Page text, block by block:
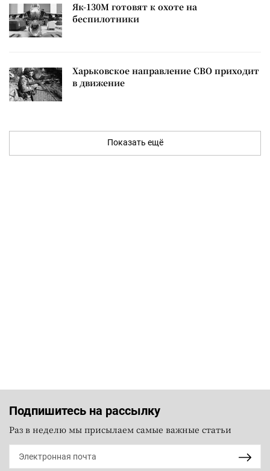
Як-130М готовят к охоте на
беспилотники
Харьковское направление СВО приходит
в движение
Показать ещё
Подпишитесь на рассылку
Раз в неделю мы присылаем самые важные статьи